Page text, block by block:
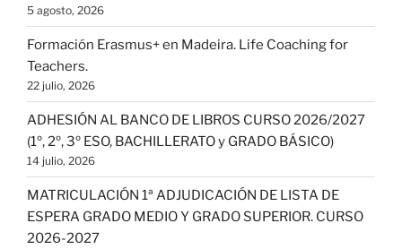
5 agosto, 2026
Formación Erasmus+ en Madeira. Life Coaching for
Teachers.
22 julio, 2026
ADHESIÓN AL BANCO DE LIBROS CURSO 2026/2027
(1º, 2º, 3º ESO, BACHILLERATO y GRADO BÁSICO)
14 julio, 2026
MATRICULACIÓN 1ª ADJUDICACIÓN DE LISTA DE
ESPERA GRADO MEDIO Y GRADO SUPERIOR. CURSO
2026-2027